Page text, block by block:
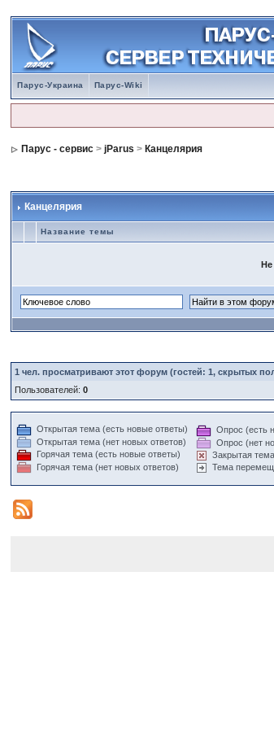
Парус-Украина Парус-Wiki
Парус - сервис >jParus > Канцелярия
Канцелярия
Название темы
Не
1 чел. просматривают этот форум (гостей: 1, скрытых
Пользователей:0
Открытая тема (есть новые ответы)
Открытая тема (нет новых ответов)
Горячая тема (есть новые ответы)
Горячая тема (нет новых ответов)
Опрос (есть
Опрос (нет
Закрытая тема
Тема